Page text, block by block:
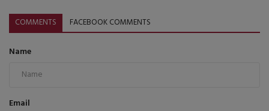
COMMENTS FACEBOOK COMMENTS
Name
Email